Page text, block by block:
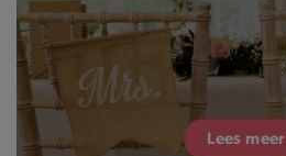
Lees meer